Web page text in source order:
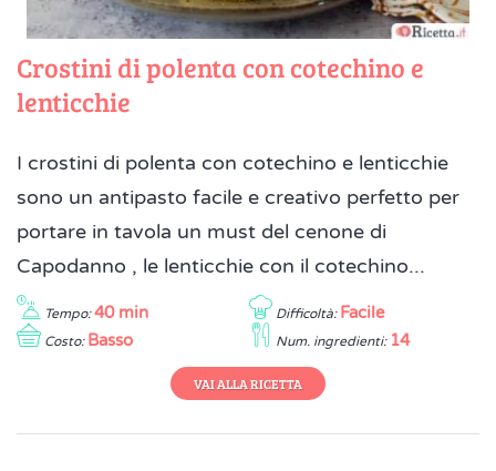
Crostini di polenta con cotechino e
lenticchie
I crostini di polenta con cotechino e lenticchie
sono un antipasto facile e creativo perfetto per
portare in tavola un must del cenone di
Capodanno , le lenticchie con il cotechino...
Tempo: 40 min Difficoltà: Facile
Costo: Basso Num. ingredienti: 14
VAI ALLA RICETTA